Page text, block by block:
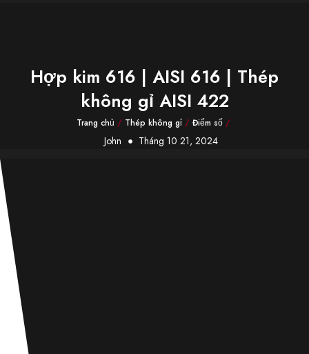
Hợp kim 616 | AISI 616 | Thép
không gỉ AISI 422
Trang chủ / Thép không gỉ/ Điểm số/
John Tháng 10 21, 2024